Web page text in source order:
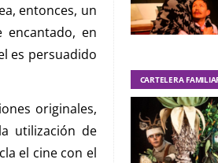
entonces, un
encantado, en
es persuadido
originales,
utilización de
el cine con el
CARTELERA